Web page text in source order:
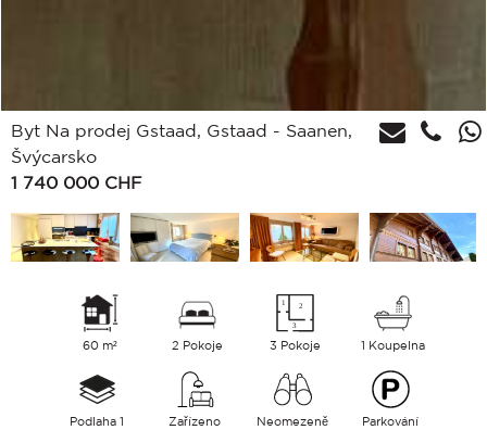
Byt Na prodej Gstaad, Gstaad - Saanen,
Švýcarsko
1 740 000 CHF
60 m² 2 Pokoje 3 Pokoje 1 Koupelna
Podlaha 1 Zařízeno Neomezeně Parkování